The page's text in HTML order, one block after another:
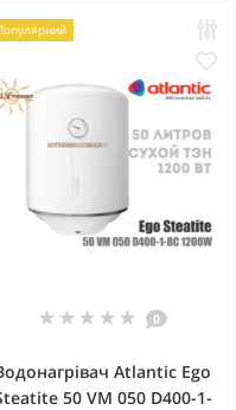
0
Atlantic Ego
50 VM 050 D400-1-